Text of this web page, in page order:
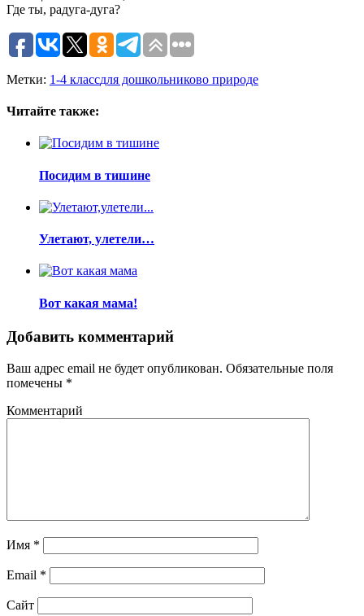
Где ты, радуга-дуга?
Метки: 1-4 классдля дошкольниково природе
Читайте также:
Посидим в тишине
Улетают, улетели…
Вот какая мама!
Добавить комментарий
Ваш адрес email не будет опубликован. Обязательные поля
помечены *
Комментарий
Имя *
Email *
Сайт